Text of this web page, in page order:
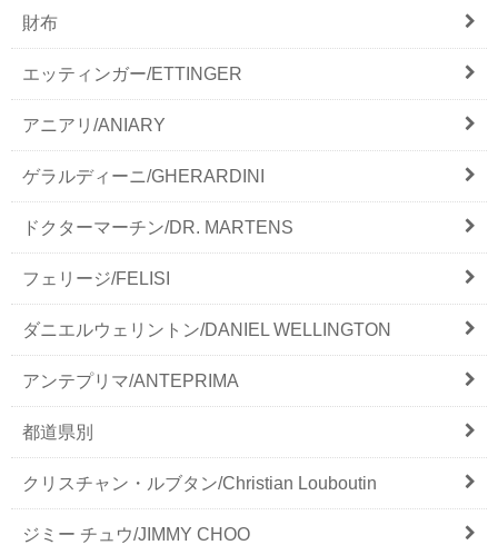
財布
エッティンガー/ETTINGER
アニアリ/ANIARY
ゲラルディーニ/GHERARDINI
ドクターマーチン/DR. MARTENS
フェリージ/FELISI
ダニエルウェリントン/DANIEL WELLINGTON
アンテプリマ/ANTEPRIMA
都道県別
クリスチャン・ルブタン/Christian Louboutin
ジミー チュウ/JIMMY CHOO